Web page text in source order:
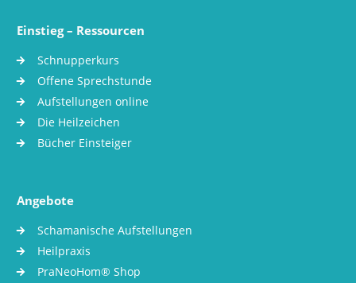
Einstieg – Ressourcen
Schnupperkurs
Offene Sprechstunde
Aufstellungen online
Die Heilzeichen
Bücher Einsteiger
Angebote
Schamanische Aufstellungen
Heilpraxis
PraNeoHom® Shop